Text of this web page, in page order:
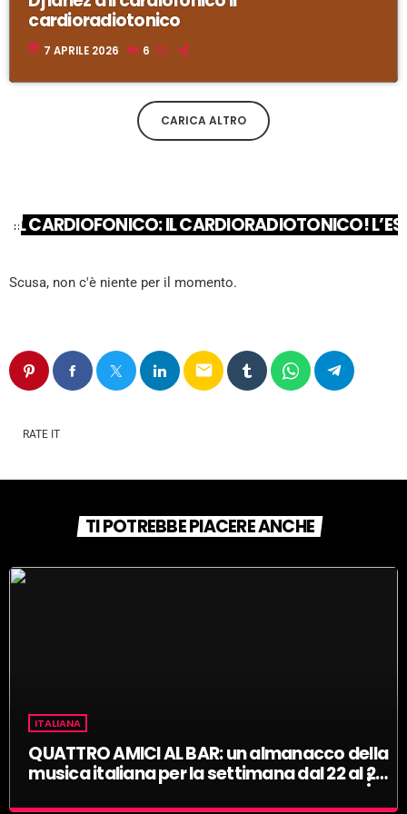
cardioradiotonico
today 7 APRILE 2026 6
CARICA ALTRO
IL CARDIOFONICO: IL CARDIORADIOTONICO!
Scusa, non c'è niente per il momento.
email
RATE IT
TI POTREBBE PIACERE ANCHE
ITALIANA
QUATTRO AMICI AL BAR: un almanacco della
musica italiana per la settimana dal 22 al 28
more_vert